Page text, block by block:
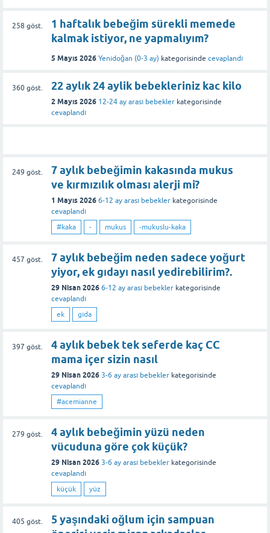
258 göst.
1 haftalık bebeğim sürekli memede
kalmak istiyor, ne yapmalıyım?
5 Mayıs 2026 Yenidoğan (0-3 ay) kategorisinde cevaplandı
360göst. 22 aylık 24 aylik bebekleriniz kac kilo
2 Mayıs 2026 12-24 ay arası bebekler kategorisinde
cevaplandı
249 göst.
7 aylık bebeğimin kakasında mukus
ve kırmızılık olması alerji mi?
1 Mayıs 2026 6-12 ay arası bebekler kategorisinde
cevaplandı
#kaka
- mukus -mukuslu-kaka
457 göst.
7 aylık bebeğim neden sadece yoğurt
yiyor, ek gıdayı nasıl yedirebilirim?.
29 Nisan 2026 6-12 ay arası bebekler kategorisinde
cevaplandı
ek
gıda
397 göst.
4 aylık bebek tek seferde kaç CC
mama içer sizin nasıl
29 Nisan 2026 3-6 ay arası bebekler kategorisinde
cevaplandı
#acemianne
279 göst.
4 aylık bebeğimin yüzü neden
vücuduna göre çok küçük?
29 Nisan 2026 3-6 ay arası bebekler kategorisinde
cevaplandı
küçük
yüz
405 göst.
5 yaşındaki oğlum için sampuan